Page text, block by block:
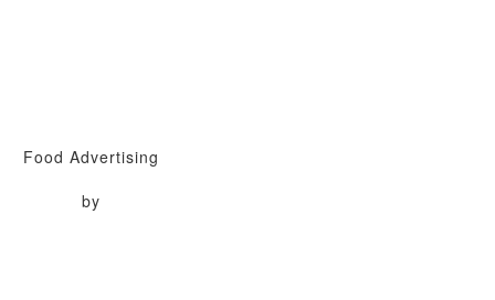
Food Advertising
by